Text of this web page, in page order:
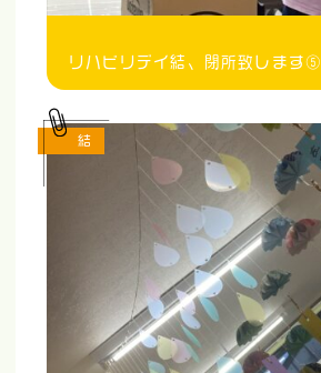
リハビリデイ結、閉所致します⑤
結